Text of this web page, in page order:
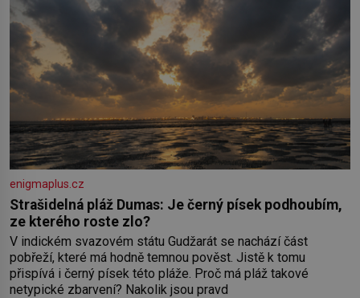
enigmaplus.cz
Strašidelná pláž Dumas: Je černý písek podhoubím,
ze kterého roste zlo?
V indickém svazovém státu Gudžarát se nachází část
pobřeží, které má hodně temnou pověst. Jistě k tomu
přispívá i černý písek této pláže. Proč má pláž takové
netypické zbarvení? Nakolik jsou pravd